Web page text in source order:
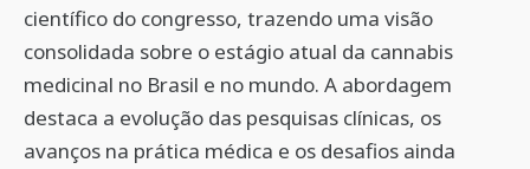
científico do congresso, trazendo uma visão
consolidada sobre o estágio atual da cannabis
medicinal no Brasil e no mundo. A abordagem
destaca a evolução das pesquisas clínicas, os
avanços na prática médica e os desafios ainda